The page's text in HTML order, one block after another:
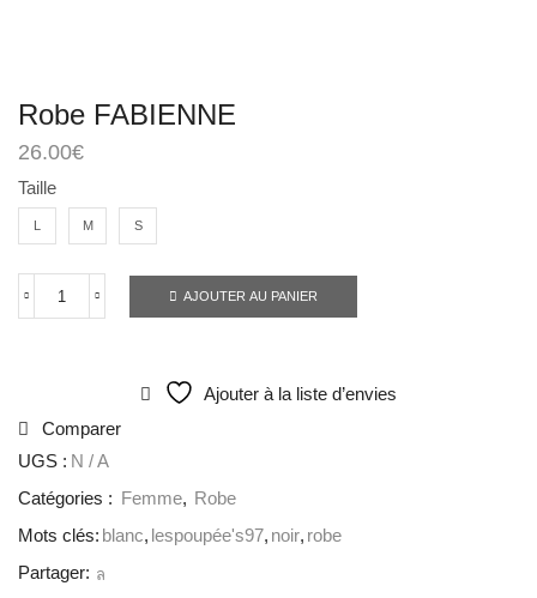
Robe FABIENNE
26.00€
Taille
L M S
AJOUTER AU PANIER
Ajouter à la liste d’envies
Comparer
UGS : N / A
Catégories :
Femme, Robe
Mots clés: blanc, lespoupée's97, noir, robe
Partager: